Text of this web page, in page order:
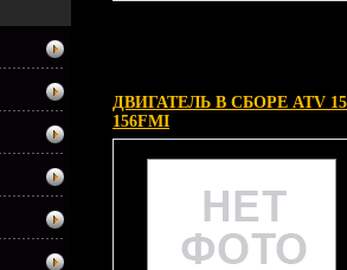
ДВИГАТЕЛЬ В СБОРЕ ATV
156FMI